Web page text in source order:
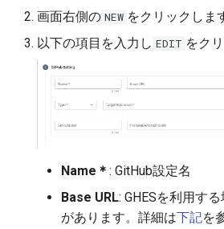
Finding
AttackFlow
Auto Triage
AccessToken
GuardDuty
PortScan
PortScan
GitHub Enterprise Serverをス
キャンする
Google API
Diagnosis API
Code API
IAM API
Project API
Report API
画面右側の NEW をクリックしま
以下の項目を入力し EDIT をク
Name＊ : GitHub設定名
Base URL: GHESを利用す
があります。詳細は下記を